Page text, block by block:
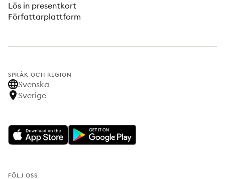
Lös in presentkort
Författarplattform
SPRÅK OCH REGION
Svenska
Sverige
FÖLJ OSS